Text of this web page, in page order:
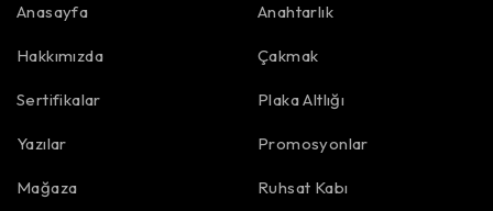
Anasayfa
Hakkımızda
Sertifikalar
Yazılar
Mağaza
Anahtarlık
Çakmak
Plaka Altlığı
Promosyonlar
Ruhsat Kabı